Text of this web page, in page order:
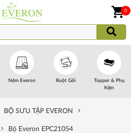
0
Nệm Everon Ruột Gối
Topper & Phụ
Kiện
BỘ SƯU TẬP EVERON
Bộ Everon EPC21054